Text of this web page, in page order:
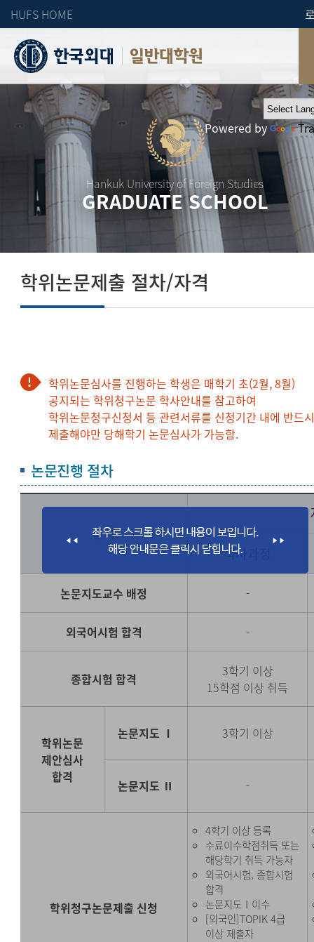
HUFS HOME
일반대학원
Hankuk University of Foreign Studies
GRADUATE SCHOOL
Powered by
학위논문제출 절차/자격
학위논문심사를 진행하는 학생은 매학기 초(2월, 8월)
공지되는 학위청구논문 학사안내를 참고하여
학위논문청구신청서 등 관련서류를 신청기간 내에 반드
제출해야만 당해학기 논문심사가 가능함.
논문진행 절차
절차
석사과정
논문지도교수 배정 -
외국어시험 합격 -
종합시험 합격
3학기 이상
15학점 이상 취득
학위논문
제안심사
합격
논문지도 Ⅰ 3학기 이상
논문지도 Ⅱ -
학위청구논문제출 신청
4학기 이상 등록
수료이수학점취득 또는
해당학기 취득 가능자
외국어시험, 종합시험
합격
논문지도Ⅰ이수
[외국인]TOPIK 4급
이상 제출자